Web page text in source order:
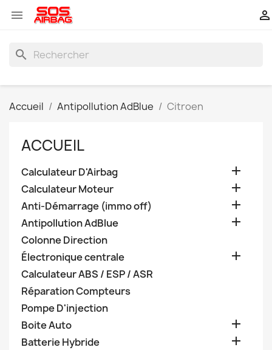
 
search
Accueil Antipollution AdBlue Citroen
ACCUEIL
Calculateur D'Airbag 
Calculateur Moteur 
Anti-Démarrage (immo off) 
Antipollution AdBlue 
Colonne Direction
Électronique centrale

Calculateur ABS / ESP / ASR
Réparation Compteurs
Pompe D'injection
Boite Auto

Batterie Hybride 